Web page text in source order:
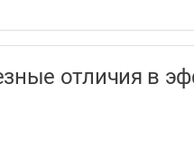
отличия в